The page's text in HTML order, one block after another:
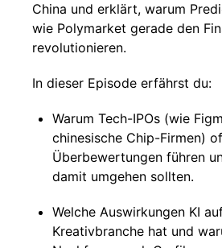
China und erklärt, warum
wie Polymarket gerade den
revolutionieren.
In dieser Episode erfährst du:
Warum Tech-IPOs (wie
chinesische Chip-Firmen)
Überbewertungen führen
damit umgehen sollten.
Welche Auswirkungen KI
Kreativbranche hat und